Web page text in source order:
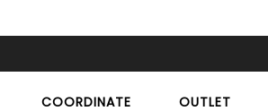
COORDINATE OUTLET